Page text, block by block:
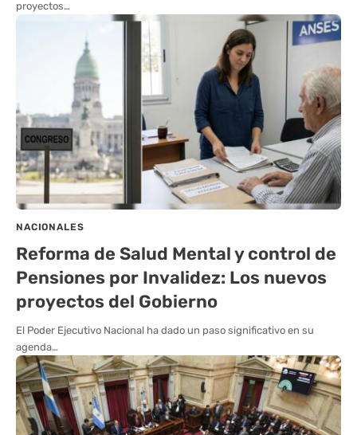
proyectos…
NACIONALES
Reforma de Salud Mental y control de
Pensiones por Invalidez: Los nuevos
proyectos del Gobierno
El Poder Ejecutivo Nacional ha dado un paso significativo en su
agenda…